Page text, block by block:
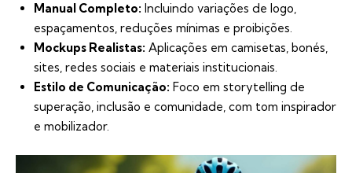
Manual Completo: Incluindo variações de logo,
espaçamentos, reduções mínimas e proibições.
Mockups Realistas: Aplicações em camisetas, bonés,
sites, redes sociais e materiais institucionais.
Estilo de Comunicação: Foco em storytelling de
superação, inclusão e comunidade, com tom inspirador
e mobilizador.